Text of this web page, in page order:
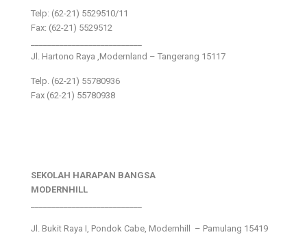
Telp: (62-21) 5529510/11
Fax: (62-21) 5529512
Jl. Hartono Raya ,Modernland – Tangerang 15117
Telp. (62-21) 55780936
Fax (62-21) 55780938
SEKOLAH HARAPAN BANGSA
MODERNHILL
Jl. Bukit Raya I, Pondok Cabe, Modernhill – Pamulang 15419